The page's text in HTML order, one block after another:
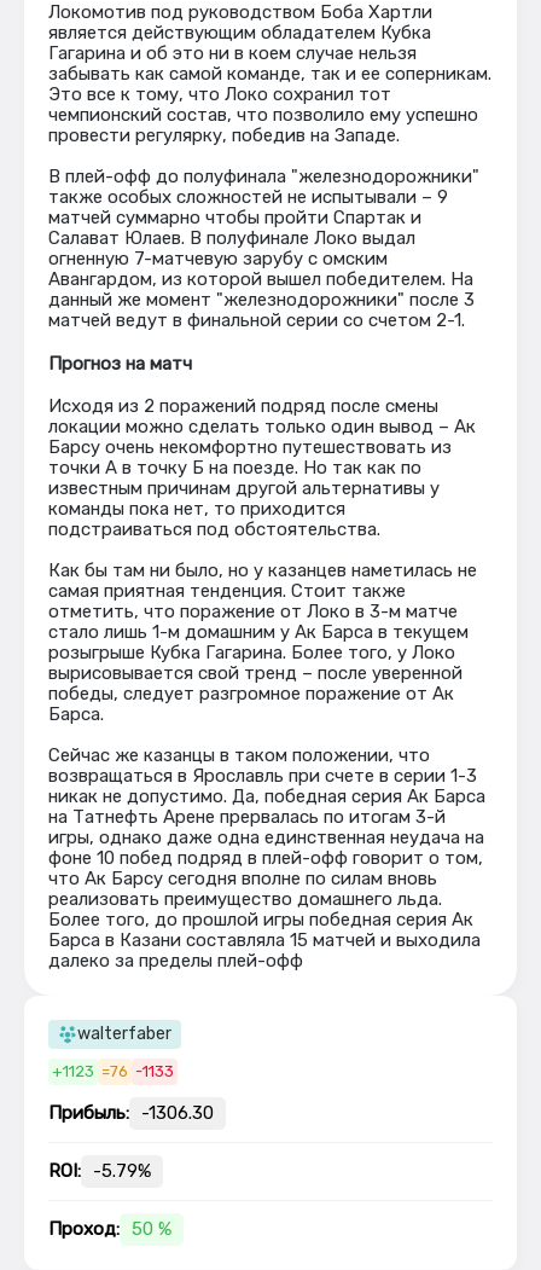
Локомотив под руководством Боба Хартли
является действующим обладателем Кубка
Гагарина и об это ни в коем случае нельзя
забывать как самой команде, так и ее соперникам.
Это все к тому, что Локо сохранил тот
чемпионский состав, что позволило ему успешно
провести регулярку, победив на Западе.
В плей-офф до полуфинала "железнодорожники"
также особых сложностей не испытывали – 9
матчей суммарно чтобы пройти Спартак и
Салават Юлаев. В полуфинале Локо выдал
огненную 7-матчевую зарубу с омским
Авангардом, из которой вышел победителем. На
данный же момент "железнодорожники" после 3
матчей ведут в финальной серии со счетом 2-1.
Прогноз на матч
Исходя из 2 поражений подряд после смены
локации можно сделать только один вывод – Ак
Барсу очень некомфортно путешествовать из
точки А в точку Б на поезде. Но так как по
известным причинам другой альтернативы у
команды пока нет, то приходится
подстраиваться под обстоятельства.
Как бы там ни было, но у казанцев наметилась не
самая приятная тенденция. Стоит также
отметить, что поражение от Локо в 3-м матче
стало лишь 1-м домашним у Ак Барса в текущем
розыгрыше Кубка Гагарина. Более того, у Локо
вырисовывается свой тренд – после уверенной
победы, следует разгромное поражение от Ак
Барса.
Сейчас же казанцы в таком положении, что
возвращаться в Ярославль при счете в серии 1-3
никак не допустимо. Да, победная серия Ак Барса
на Татнефть Арене прервалась по итогам 3-й
игры, однако даже одна единственная неудача на
фоне 10 побед подряд в плей-офф говорит о том,
что Ак Барсу сегодня вполне по силам вновь
реализовать преимущество домашнего льда.
Более того, до прошлой игры победная серия Ак
Барса в Казани составляла 15 матчей и выходила
далеко за пределы плей-офф
walterfaber
+1123 =76 -1133
Прибыль: -1306.30
ROI: -5.79%
Проход: 50 %